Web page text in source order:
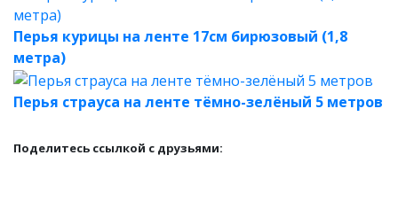
Перья курицы на ленте 17см бирюзовый (1,8
метра)
Перья страуса на ленте тёмно-зелёный 5 метров
Поделитесь ссылкой с друзьями: